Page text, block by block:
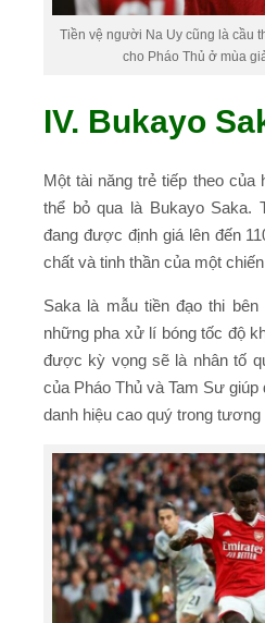
Tiền vệ người Na Uy cũng là cầu
cho Pháo Thủ ở mùa
IV. Bukayo
Một tài năng trẻ tiếp theo của
thể bỏ qua là Bukayo Saka.
đang được định giá lên đến
chất và tinh thần của một
Saka là mẫu tiền đạo thi
những pha xử lí bóng tốc độ
được kỳ vọng sẽ là nhân tố
của Pháo Thủ và Tam Sư giúp
danh hiệu cao quý trong tương